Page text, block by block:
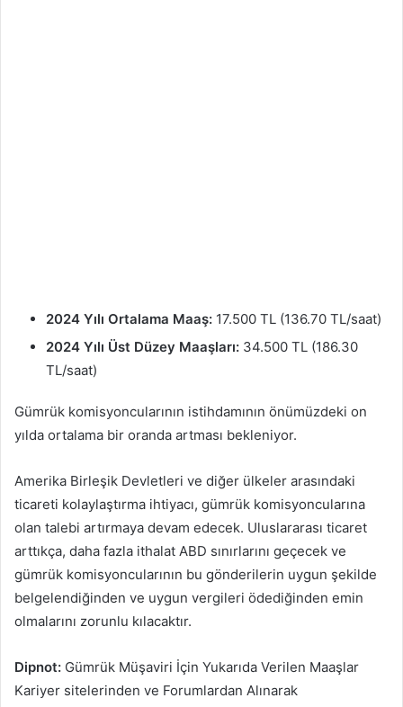
2024 Yılı Ortalama Maaş: 17.500 TL (136.70 TL/saat)
2024 Yılı Üst Düzey Maaşları: 34.500 TL (186.30
TL/saat)
Gümrük komisyoncularının istihdamının önümüzdeki on
yılda ortalama bir oranda artması bekleniyor.
Amerika Birleşik Devletleri ve diğer ülkeler arasındaki
ticareti kolaylaştırma ihtiyacı, gümrük komisyoncularına
olan talebi artırmaya devam edecek. Uluslararası ticaret
arttıkça, daha fazla ithalat ABD sınırlarını geçecek ve
gümrük komisyoncularının bu gönderilerin uygun şekilde
belgelendiğinden ve uygun vergileri ödediğinden emin
olmalarını zorunlu kılacaktır.
Dipnot: Gümrük Müşaviri İçin Yukarıda Verilen Maaşlar
Kariyer sitelerinden ve Forumlardan Alınarak